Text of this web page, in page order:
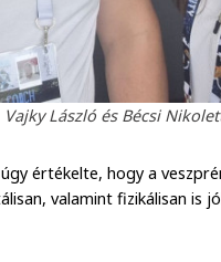
Vajky László és Bécsi
értékelte, hogy a
valamint fizikálisan is